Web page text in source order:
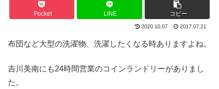
Pocket LINE コピー
2020.10.07 2017.07.21
布団など大型の洗濯物、洗濯したくなる時ありますよね。
吉川美南にも24時間営業のコインランドリーがありまし
た。